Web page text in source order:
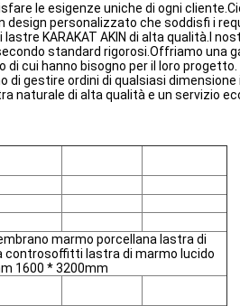
le esigenze uniche di ogni
personalizzato che soddisfi i
KARAKAT AKIN di alta qualità.I
standard rigorosi.Offriamo una
cui hanno bisogno per il loro progetto.
gestire ordini di qualsiasi
naturale di alta qualità e un servizio
marmo porcellana lastra di
controsoffitti lastra di marmo lucido
1600 * 3200mm